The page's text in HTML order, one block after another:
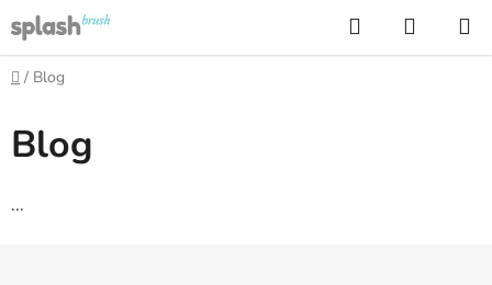
Prejsť
na
obsah
Hľadať
KOŠÍK
Domov
/ Blog
Blog
...